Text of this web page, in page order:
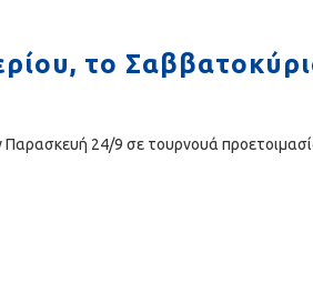
το
24/9 σε τουρνουά